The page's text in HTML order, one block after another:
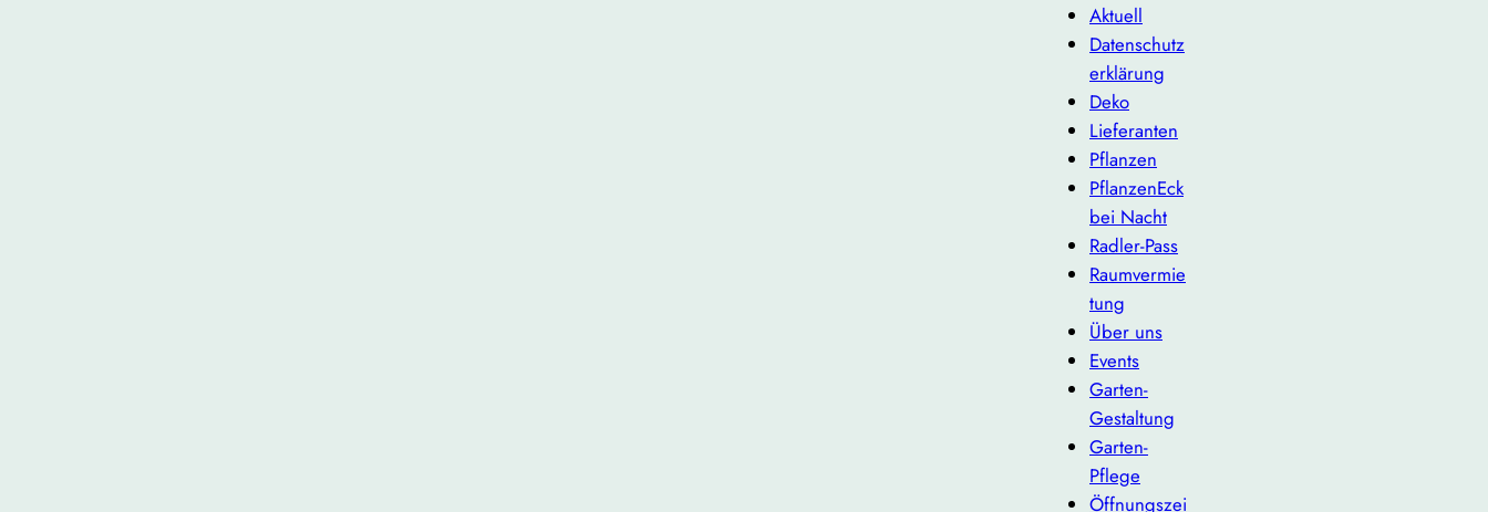
Aktuell
Datenschutz
erklärung
Deko
Lieferanten
Pflanzen
PflanzenEck
bei Nacht
Radler-Pass
Raumvermie
tung
Über uns
Events
Garten-
Gestaltung
Garten-
Pflege
Öffnungszei